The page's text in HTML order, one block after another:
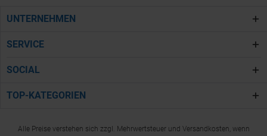
UNTERNEHMEN
SERVICE
SOCIAL
TOP-KATEGORIEN
Alle Preise verstehen sich zzgl. Mehrwertsteuer und Versandkosten, wenn